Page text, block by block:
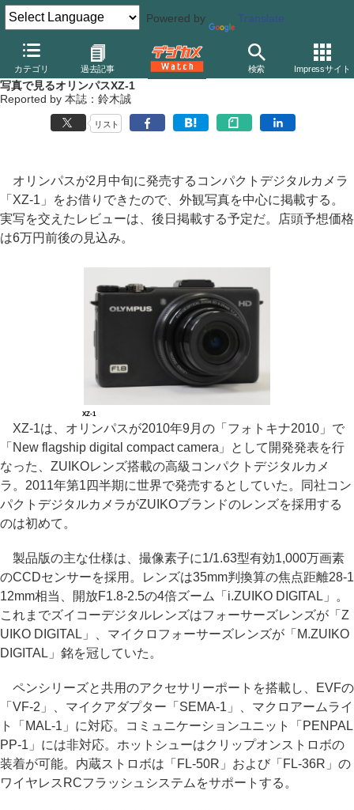
Powered by Translate
カテゴリ 過去記事 検索 Impressサイト
デジカメ Watch カメラ レンズ一体型（コンパクト）カメラ
オ
写真で見るオリンパスXZ-1
Reported by 本誌：鈴木誠
リスト
オリンパスが2月中旬に発売するコンパクトデジタルカメラ
「XZ-1」をお借りできたので、外観写真を中心に掲載する。
実写を交えたレビューは、後日掲載する予定だ。店頭予想価格
は6万円前後の見込み。
XZ-1
XZ-1は、オリンパスが2010年9月の「フォトキナ2010」で
「New flagship digital compact camera」として開発発表を行
なった、ZUIKOレンズ搭載の高級コンパクトデジタルカメ
ラ。2011年第1四半期に世界で発売するとしていた。同社コン
パクトデジタルカメラがZUIKOブランドのレンズを採用する
のは初めて。
製品版の主な仕様は、撮像素子に1/1.63型有効1,000万画素
のCCDセンサーを採用。レンズは35mm判換算の焦点距離28-1
12mm相当、開放F1.8-2.5の4倍ズーム「i.ZUIKO DIGITAL」。
これまでズイコーデジタルレンズはフォーサーズレンズが「Z
UIKO DIGITAL」、マイクロフォーサーズレンズが「M.ZUIKO
DIGITAL」銘を冠していた。
ペンシリーズと共用のアクセサリーポートを搭載し、EVFの
「VF-2」、マイクアダプター「SEMA-1」、マクロアームライ
ト「MAL-1」に対応。コミュニケーションユニット「PENPAL
PP-1」には非対応。ホットシューはクリップオンストロボの
装着が可能。内蔵ストロボは「FL-50R」および「FL-36R」の
ワイヤレスRCフラッシュシステムをサポートする。